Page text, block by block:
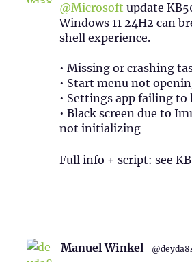
@Microsoft update
Windows 11 24H2 can
shell experience.
• Missing or crashing
• Start menu not
• Settings app failing to
• Black screen due to
not initializing
Full info + script: see
Manuel Winkel